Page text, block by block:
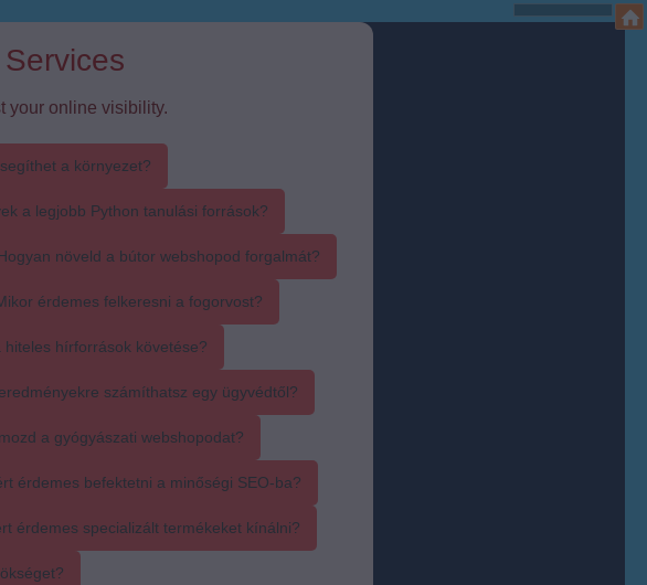
your online visibility.
a környezet?
a legjobb Python tanulási források?
növeld a bútor webshopod forgalmát?
érdemes felkeresni a fogorvost?
hiteles hírforrások követése?
számíthatsz egy ügyvédtől?
a gyógyászati webshopodat?
érdemes befektetni a minőségi SEO-ba?
érdemes specializált termékeket kínálni?